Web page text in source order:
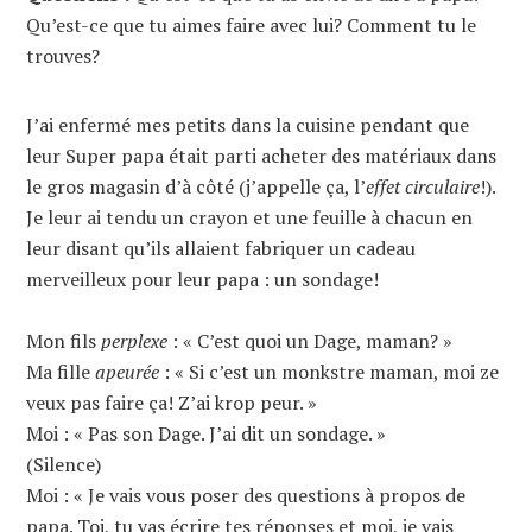
Qu’est-ce que tu aimes faire avec lui? Comment tu le
trouves?
J’ai enfermé mes petits dans la cuisine pendant que
leur Super papa était parti acheter des matériaux dans
le gros magasin d’à côté (j’appelle ça, l’effet circulaire!).
Je leur ai tendu un crayon et une feuille à chacun en
leur disant qu’ils allaient fabriquer un cadeau
merveilleux pour leur papa : un sondage!
Mon filsperplexe : « C’est quoi un Dage, maman? »
Ma filleapeurée : « Si c’est un monkstre maman, moi ze
veux pas faire ça! Z’ai krop peur. »
Moi : « Pas son Dage. J’ai dit un sondage. »
(Silence)
Moi : « Je vais vous poser des questions à propos de
papa. Toi, tu vas écrire tes réponses et moi, je vais